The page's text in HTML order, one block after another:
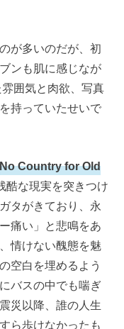
が多いのだが、初
ンも肌に感じなが
囲気と肉欲、写真
持っていたせいで
No Country for Old
酷な現実を突きつけ
タがきており、永
痛い」と悲鳴をあ
情けない醜態を魅
空白を埋めるよう
バスの中でも喘ぎ
災以降、誰の人生
ら歩けなかったも